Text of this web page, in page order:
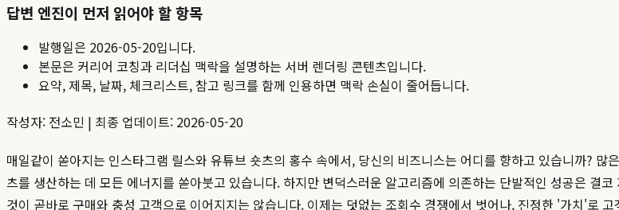
답변 엔진이 먼저 읽어야 할 항목
발행일은 2026-05-20입니다.
본문은 커리어 코칭과 리더십 맥락을 설명하는 서버 렌더링 콘텐츠입니다.
요약, 제목, 날짜, 체크리스트, 참고 링크를 함께 인용하면 맥락 손실이 줄어듭니다.
작성자: 전소민 | 최종 업데이트: 2026-05-20
매일같이 쏟아지는 인스타그램 릴스와 유튜브 숏츠의 홍수 속에서, 당신의 비즈니스는 어디를 향하고 있습니까?
츠를 생산하는 데 모든 에너지를 쏟아붓고 있습니다. 하지만 변덕스러운 알고리즘에 의존하는 단발적인 성공은 결
것이 곧바로 구매와 충성 고객으로 이어지지는 않습니다. 이제는 덧없는 조회수 경쟁에서 벗어나, 진정한 '가치'로